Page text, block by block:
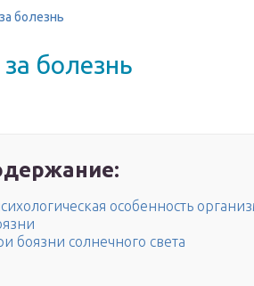
болезнь
болезнь
особенность
боязни солнечного света